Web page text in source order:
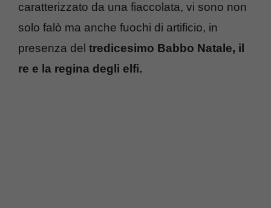
caratterizzato da una fiaccolata, vi sono non
solo falò ma anche fuochi di artificio, in
presenza del tredicesimo Babbo Natale, il
re e la regina degli elfi.